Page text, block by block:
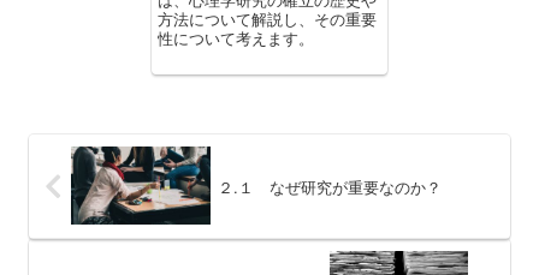
方法について解説し、その重要
性について考えます。
２.１ なぜ研究が重要なのか？